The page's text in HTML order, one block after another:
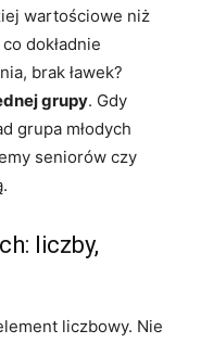
wartościowe niż
dokładnie
brak ławek?
grupy. Gdy
grupa młodych
seniorów czy
liczby,
liczbowy. Nie